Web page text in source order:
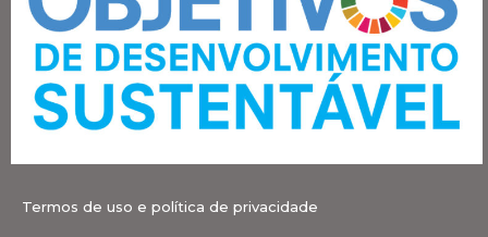
Termos de uso e política de privacidade